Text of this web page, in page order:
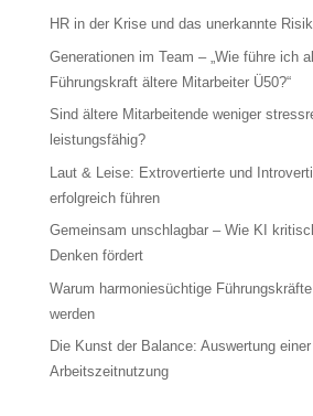
HR in der Krise und das unerkannte
Generationen im Team – „Wie führe ich
Führungskraft ältere Mitarbeiter Ü50?“
Sind ältere Mitarbeitende weniger
leistungsfähig?
Laut & Leise: Extrovertierte und
erfolgreich führen
Gemeinsam unschlagbar – Wie KI
Denken fördert
Warum harmoniesüchtige
werden
Die Kunst der Balance: Auswertung
Arbeitszeitnutzung